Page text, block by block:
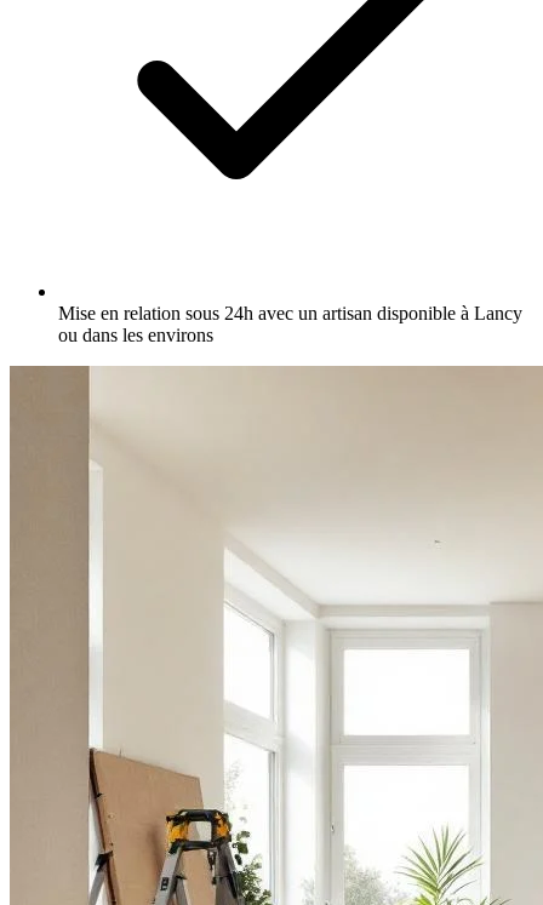
Mise en relation sous 24h avec un artisan disponible à Lancy
ou dans les environs